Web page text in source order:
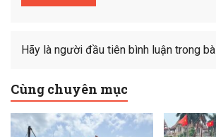
Hãy là người đầu tiên bình luận trong
Cùng chuyên mục